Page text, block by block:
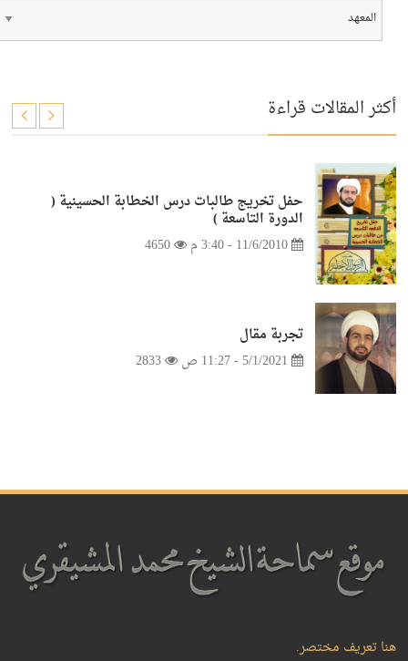
أكثر المقالات قراءة
حفل تخريج طالبات درس الخطابة الحسينية (
الدورة التاسعة )
11/6/2010 - 3:40 م
4650
تجربة مقال
2833
هنا تعريف مختصر.